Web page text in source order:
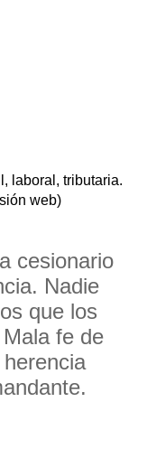
laboral, tributaria.
web)
cesionario
Nadie
que los
fe de